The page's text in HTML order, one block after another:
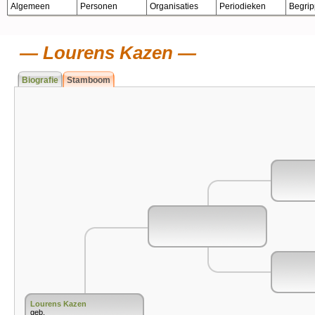
Algemeen Personen Organisaties Periodieken
Lourens Kazen
Biografie Stamboom
Lourens Kazen
geb.